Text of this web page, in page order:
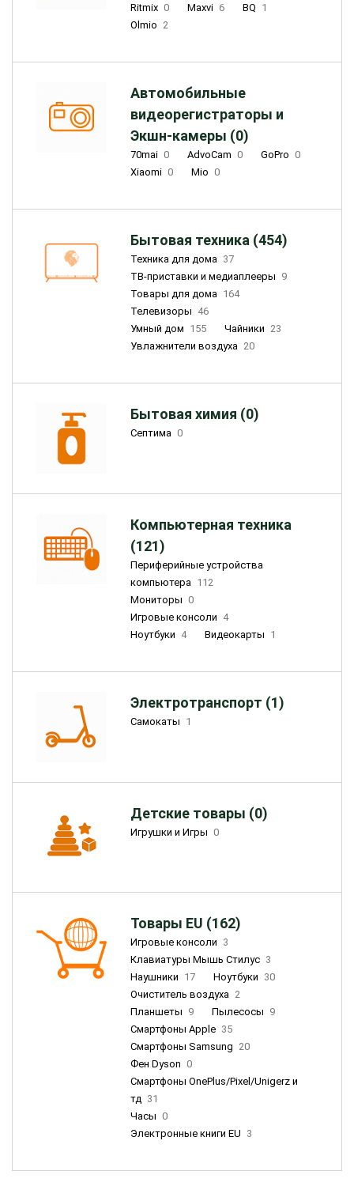
Ritmix 0 Maxvi 6 BQ 1
Olmio 2
Автомобильные
видеорегистраторы и
Экшн-камеры (0)
70mai 0 AdvoCam 0 GoPro 0
Xiaomi 0 Mio 0
Бытовая техника (454)
Техника для дома 37
ТВ-приставки и медиаплееры 9
Товары для дома 164
Телевизоры 46
Умный дом 155 Чайники 23
Увлажнители воздуха 20
Бытовая химия (0)
Септима 0
Компьютерная техника
(121)
Периферийные устройства
компьютера 112
Мониторы 0
Игровые консоли 4
Ноутбуки 4 Видеокарты 1
Электротранспорт (1)
Самокаты 1
Детские товары (0)
Игрушки и Игры 0
Товары EU (162)
Игровые консоли 3
Клавиатуры Мышь Стилус 3
Наушники 17 Ноутбуки 30
Очиститель воздуха 2
Планшеты 9 Пылесосы 9
Смартфоны Apple 35
Смартфоны Samsung 20
Фен Dyson 0
Смартфоны OnePlus/Pixel/Unigerz и
тд 31
Часы 0
Электронные книги EU 3